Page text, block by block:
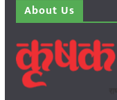
About Us